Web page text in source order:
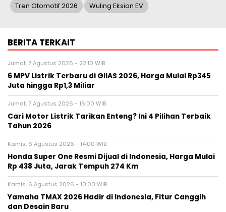
Tren Otomotif 2026 Wuling Eksion EV
BERITA TERKAIT
Jumat, 7 Agustus 2026 - 22:10 WIB
6 MPV Listrik Terbaru di GIIAS 2026, Harga Mulai Rp345
Juta hingga Rp1,3 Miliar
Jumat, 7 Agustus 2026 - 16:00 WIB
Cari Motor Listrik Tarikan Enteng? Ini 4 Pilihan Terbaik
Tahun 2026
Kamis, 6 Agustus 2026 - 14:00 WIB
Honda Super One Resmi Dijual di Indonesia, Harga Mulai
Rp 438 Juta, Jarak Tempuh 274 Km
Kamis, 6 Agustus 2026 - 10:00 WIB
Yamaha TMAX 2026 Hadir di Indonesia, Fitur Canggih
dan Desain Baru